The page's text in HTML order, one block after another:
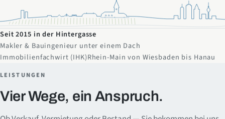
Seit 2015 in der Hintergasse
Makler & Bauingenieur unter einem Dach
Immobilienfachwirt (IHK)Rhein-Main von Wiesbaden bis Hanau
LEISTUNGEN
Vier Wege, ein Anspruch.